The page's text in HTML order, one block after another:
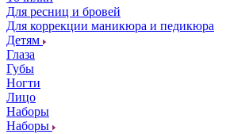
Для ресниц и бровей
Для коррекции маникюра и педикюра
Детям
Глаза
Губы
Ногти
Лицо
Наборы
Наборы